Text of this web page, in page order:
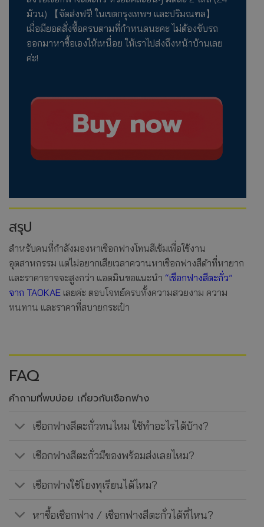
ม้วน) 【จัดส่งฟรี! ในเขตกรุงเทพฯ และปริมณฑล】
เมื่อมียอดสั่งซื้อครบตามที่กำหนดนะคะ ไม่ต้องขับรถ
ออกมาหาซื้อเองให้เหนื่อย ให้เราไปส่งถึงหน้าบ้านเลย
ค่ะ!
สรุป
สำหรับคนที่กำลังมองหาเชือกฟางโทนสีเข้มเพื่อใช้งาน
อุตสาหกรรม แต่ไม่อยากเสียเวลาควานหาเชือกฟางสีดำที่หายาก
และราคาอาจจะสูงกว่า แอดมินขอแนะนำ “เชือกฟางสีตะกั่ว”
จาก TAOKAE เลยค่ะ ตอบโจทย์ครบทั้งความสวยงาม ความ
ทนทาน และราคาที่สบายกระเป๋า
FAQ
คำถามที่พบบ่อย เกี่ยวกับเชือกฟาง
เชือกฟางสีตะกั่วทนไหม ใช้ทำอะไรได้บ้าง?
เชือกฟางสีตะกั่วมีของพร้อมส่งเลยไหม?
เชือกฟางใช้โยงทุเรียนได้ไหม?
หาซื้อเชือกฟาง / เชือกฟางสีตะกั่วได้ที่ไหน?